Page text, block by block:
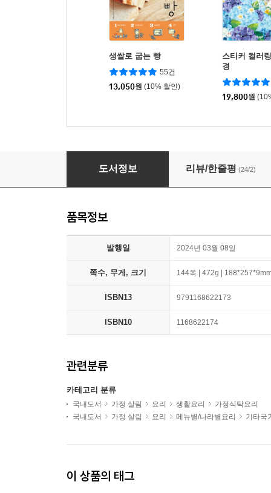
생쌀로 굽는 빵
55건
13,050원 (10% 할인)
스티커 컬러
경
19,800원
인도 카레의 기본, 완전 레시피
도서정보 리뷰/한줄평 (24/2)
품목정보
발행일 2024년 03월 08일
쪽수, 무게, 크기 144쪽 | 472g |
ISBN13 9791168622173
ISBN10 1168622174
관련분류
카테고리 분류
국내도서 가정 살림 요리 생활요리
가정식탁요리
국내도서
가정 살림 요리 메뉴별/나라별요리 기타국
이 상품의 태그